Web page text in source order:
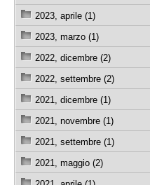
2023, aprile (1)
2023, marzo (1)
2022, dicembre (2)
2022, settembre (2)
2021, dicembre (1)
2021, novembre (1)
2021, settembre (1)
2021, maggio (2)